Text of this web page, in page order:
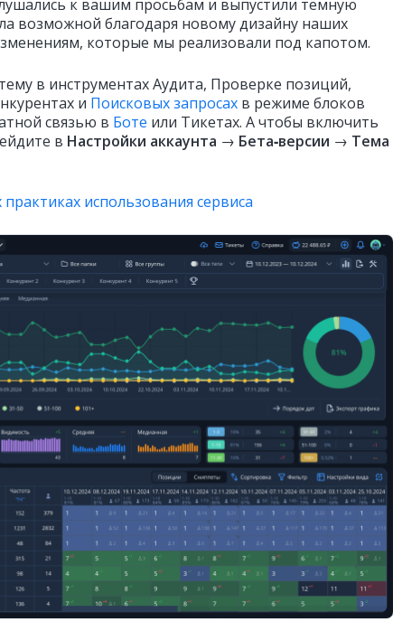
к вашим просьбам и выпустили тёмную
возможной благодаря новому дизайну наших
которые мы реализовали под капотом.
в инструментах Аудита, Проверке позиций,
и Поисковых запросах в режиме блоков
связью в Боте или Тикетах. А чтобы включить
в Настройки аккаунта → Бета‑версии → Тема
использования сервиса